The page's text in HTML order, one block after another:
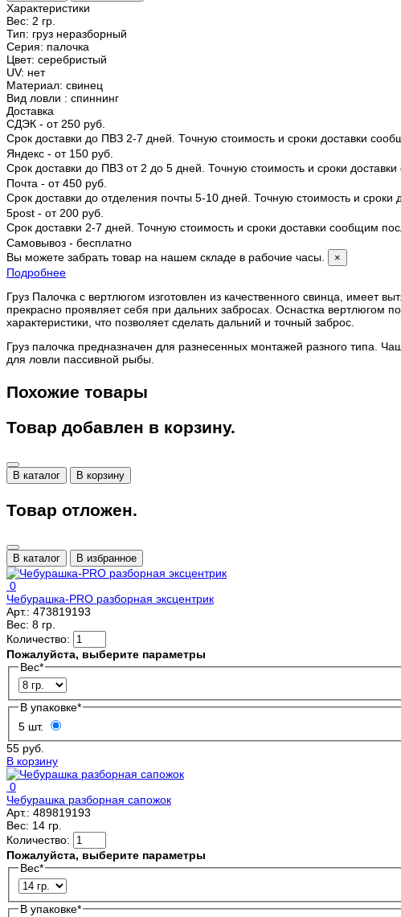
Характеристики
Вес: 2 гр.
Тип: груз неразборный
Серия: палочка
Цвет: серебристый
UV: нет
Материал: свинец
Вид ловли : спиннинг
Доставка
СДЭК - от 250 руб.
Срок доставки до ПВЗ 2-7 дней. Точную стоимость и сроки доставки
Яндекс - от 150 руб.
Срок доставки до ПВЗ от 2 до 5 дней. Точную стоимость и сроки
Почта - от 450 руб.
Срок доставки до отделения почты 5-10 дней. Точную стоимость и
5post - от 200 руб.
Срок доставки 2-7 дней. Точную стоимость и сроки доставки сообщим
Самовывоз - бесплатно
Вы можете забрать товар на нашем складе в рабочие часы.
×
Подробнее
Груз Палочка с вертлюгом изготовлен из качественного свинца, имеет
прекрасно проявляет себя при дальних забросах. Оснастка вертлюгом
характеристики, что позволяет сделать дальний и точный заброс.
Груз палочка предназначен для разнесенных монтажей разного типа.
для ловли пассивной рыбы.
Похожие товары
Товар добавлен в корзину.
В каталог В корзину
Товар отложен.
В каталог В избранное
0
Чебурашка-PRO разборная эксцентрик
Арт.: 473819193
Вес: 8 гр.
Количество:
Пожалуйста, выберите параметры
Вес*
В упаковке*
5 шт.
55 руб.
В корзину
0
Чебурашка разборная сапожок
Арт.: 489819193
Вес: 14 гр.
Количество:
Пожалуйста, выберите параметры
Вес*
В упаковке*